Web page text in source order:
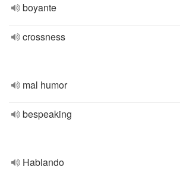
boyante
crossness
mal humor
bespeaking
Hablando